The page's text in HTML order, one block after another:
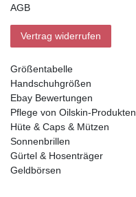
AGB
Vertrag widerrufen
Größentabelle
Handschuhgrößen
Ebay Bewertungen
Pflege von Oilskin-Produkten
Hüte & Caps & Mützen
Sonnenbrillen
Gürtel & Hosenträger
Geldbörsen